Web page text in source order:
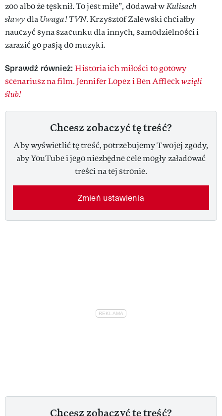
zoo albo że tęsknił. To jest miłe”, dodawał wKulisach
sławydlaUwaga! TVN. Krzysztof Zalewski chciałby
nauczyć syna szacunku dla innych, samodzielności i
zarazić go pasją do muzyki.
Sprawdź również:Historia ich miłości to gotowy
scenariusz na film. Jennifer Lopez i Ben Affleckwzięli
ślub!
Chcesz zobaczyć tę treść?
Aby wyświetlić tę treść, potrzebujemy Twojej zgody,
aby YouTube i jego niezbędne cele mogły załadować
treści na tej stronie.
Zmień ustawienia
Chcesz zobaczyć tę treść?